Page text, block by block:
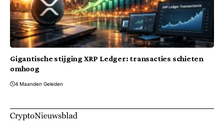
Gigantische stijging XRP Ledger: transacties schieten
omhoog
4 Maanden Geleden